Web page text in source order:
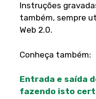
Instruções
também, sempre
Web 2.0.
Conheça também:
Entrada e saída
fazendo isto